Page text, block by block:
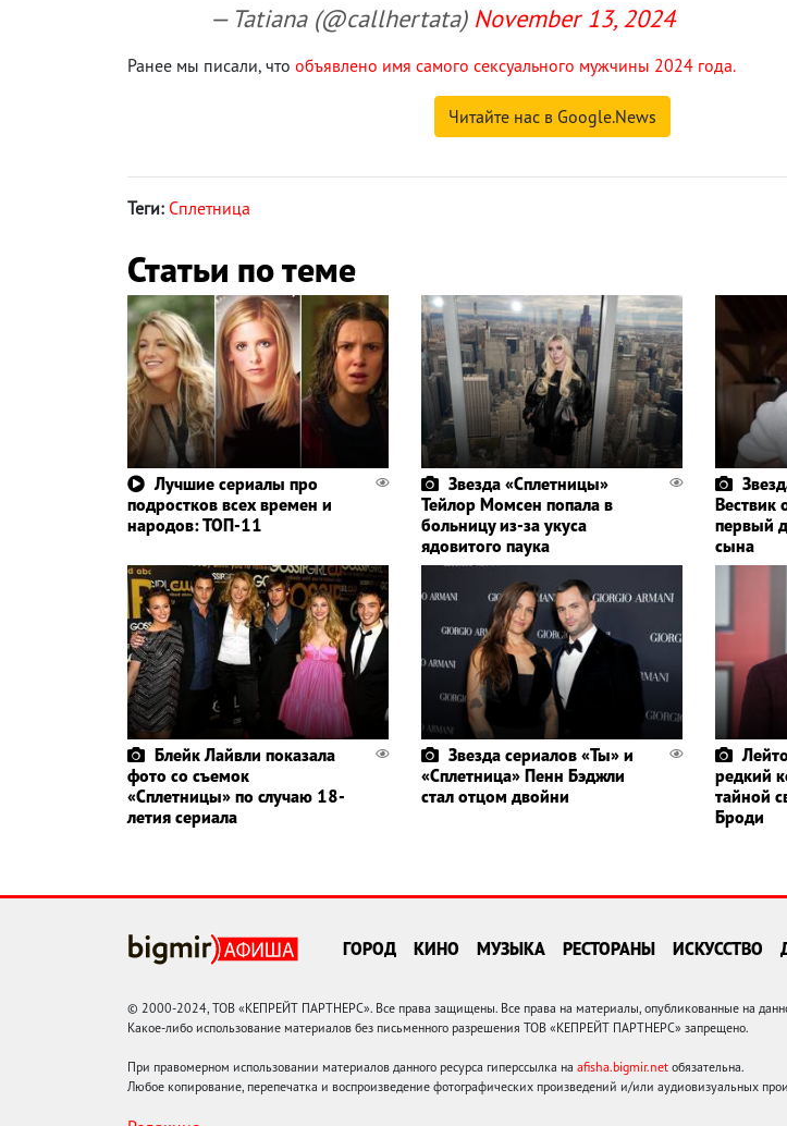
— Tatiana (@callhertata) November 13, 2024
Ранее мы писали, что объявлено имя самого сексуального мужчины 2024 года.
Читайте нас в Google.News
Теги: Сплетница
Статьи по теме
Лучшие сериалы про
подростков всех времен и
народов: ТОП-11
Звезда «Сплетницы»
Тейлор Момсен попала в
больницу из-за укуса
ядовитого паука
Вествик
первый
сына
Блейк Лайвли показала
фото со съемок
«Сплетницы» по случаю 18-
летия сериала
Звезда сериалов «Ты» и
«Сплетница» Пенн Бэджли
стал отцом двойни
редкий
тайной
Броди
ГОРОД КИНО МУЗЫКА РЕСТОРАНЫ ИСКУССТВО
© 2000-2024, ТОВ «КЕПРЕЙТ ПАРТНЕРС». Все права защищены. Все права на материалы, опубликованные на
Какое-либо использование материалов без письменного разрешения ТОВ «КЕПРЕЙТ ПАРТНЕРС» запрещено.
При правомерном использовании материалов данного ресурса гиперссылка на afisha.bigmir.net обязательна.
Любое копирование, перепечатка и воспроизведение фотографических произведений и/или аудиовизуальных